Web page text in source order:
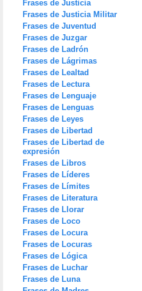
Frases de Justicia
Frases de Justicia Militar
Frases de Juventud
Frases de Juzgar
Frases de Ladrón
Frases de Lágrimas
Frases de Lealtad
Frases de Lectura
Frases de Lenguaje
Frases de Lenguas
Frases de Leyes
Frases de Libertad
Frases de Libertad de
expresión
Frases de Libros
Frases de Líderes
Frases de Límites
Frases de Literatura
Frases de Llorar
Frases de Loco
Frases de Locura
Frases de Locuras
Frases de Lógica
Frases de Luchar
Frases de Luna